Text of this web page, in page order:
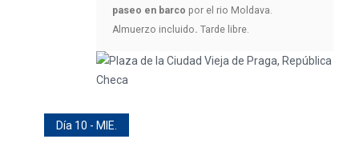
paseo en barco por el rio Moldava.
Almuerzo incluido. Tarde libre.
Día 10 - MIE.